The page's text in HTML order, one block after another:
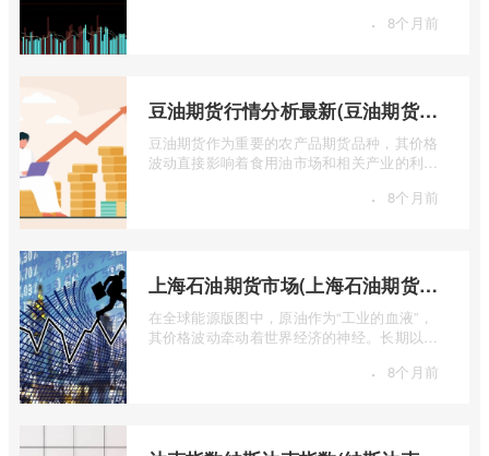
· 8个月前
豆油期货行情分析最新(豆油期货行情实时行情)
豆油期货作为重要的农产品期货品种，其价格
波动直接影响着食用油市场和相关产业的利
· 8个月前
上海石油期货市场(上海石油期货市场行情)
在全球能源版图中，原油作为“工业的血液”，
其价格波动牵动着世界经济的神经。长期以
· 8个月前